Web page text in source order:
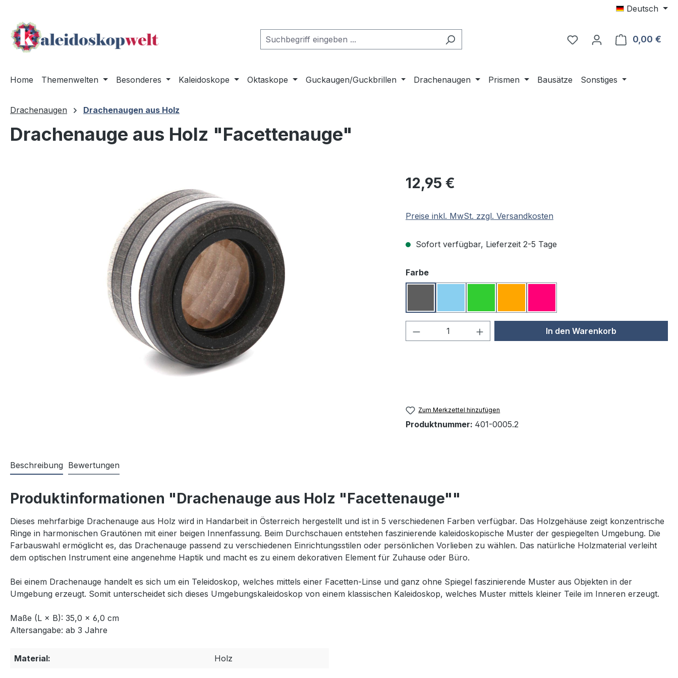
Deutsch
0,00 €
Home Themenwelten Besonderes Kaleidoskope Oktaskope Guckaugen/Guckbrillen Drachenaugen Prismen Bausätze Sonstiges
Drachenaugen Drachenaugen aus Holz
Drachenauge aus Holz "Facettenauge"
Regulärer Preis:
12,95 €
Preise inkl. MwSt. zzgl. Versandkosten
Sofort verfügbar, Lieferzeit 2-5 Tage
Farbeauswählen
Produkt Anzahl: Gib den gewünschten Wert
In den Warenkorb
Zum Merkzettel hinzufügen
Produktnummer: 401-0005.2
Beschreibung Bewertungen
Produktinformationen "Drachenauge aus Holz "Facettenauge""
Dieses mehrfarbige Drachenauge aus Holz wird in Handarbeit in Österreich hergestellt und ist in 5 verschiedenen Farben verfügbar. Das Holzgehäuse zeigt konzentrische
Ringe in harmonischen Grautönen mit einer beigen Innenfassung. Beim Durchschauen entstehen faszinierende kaleidoskopische Muster der gespiegelten Umgebung. Die
Farbauswahl ermöglicht es, das Drachenauge passend zu verschiedenen Einrichtungsstilen oder persönlichen Vorlieben zu wählen. Das natürliche Holzmaterial verleiht
dem optischen Instrument eine angenehme Haptik und macht es zu einem dekorativen Element für Zuhause oder Büro.
Bei einem Drachenauge handelt es sich um ein Teleidoskop, welches mittels einer Facetten-Linse und ganz ohne Spiegel faszinierende Muster aus Objekten in der
Umgebung erzeugt. Somit unterscheidet sich dieses Umgebungskaleidoskop von einem klassischen Kaleidoskop, welches Muster mittels kleiner Teile im Inneren erzeugt.
Maße (L × B): 35,0 × 6,0 cm
Altersangabe: ab 3 Jahre
Material: Holz